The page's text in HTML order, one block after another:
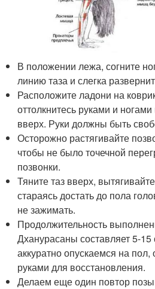
В положении лежа, согните
линию таза и слегка
Расположите ладони на
оттолкнитесь руками и
вверх. Руки должны быть
Осторожно растягивайте
чтобы не было точечной
позвонки.
Тяните таз вверх,
стараясь достать до пола
не зажимать.
Продолжительность
Дханурасаны составляет 5-15
аккуратно опускаемся на
руками для восстановления.
Делаем еще один повтор позы